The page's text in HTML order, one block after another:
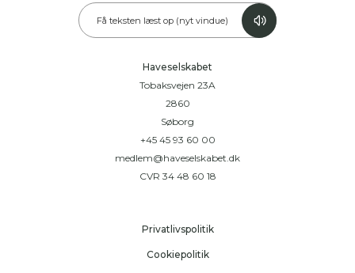
Få teksten læst op (nyt vindue)
Haveselskabet
Tobaksvejen 23A
2860
Søborg
+45 45 93 60 00
medlem@haveselskabet.dk
CVR 34 48 60 18
Privatlivspolitik
Cookiepolitik